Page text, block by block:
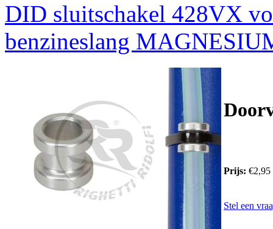
DID sluitschakel 428VX
benzineslang
Prijs: €2,95
Stel een